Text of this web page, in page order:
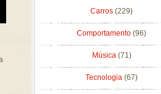
Carros (229)
Comportamento (96)
Música (71)
Tecnologia (67)